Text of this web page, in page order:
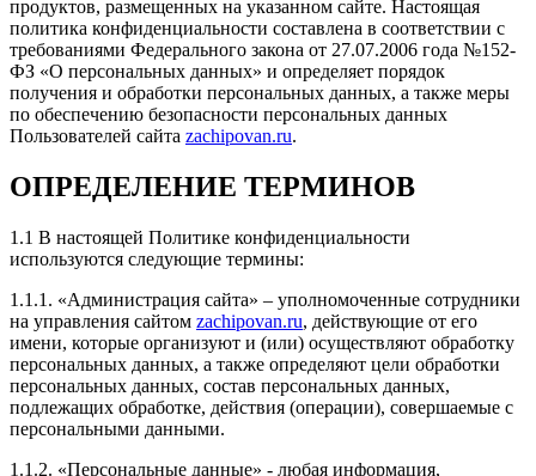
машину без Евро-2, думал родные каталики ещё
побегают, а нет, спустя две недели после чипа они
все такие решили что надо на выход)) По итогу
вырезал и так как почти все сервисы предлагают
свою прошивку Евро-2 после удаления, сначала
проконсультировался с Евгением, что не затрется ли
чип который мы сделали, на что услышал ответ, что
при этом ещё и без всяких доплат! Вот это я называю
задумались таки о чипе, то советую Евгения, как
отличного мастера и отзывчивого человека!!! Всем
ровных дорог!
Рейтинг отзыва:5
Заезжала сюда за чипом мазды 6 2.5 2023г из Китая.
продуктов, размещенных на указанном сайте. Настоящая
политика конфиденциальности составлена в соответствии с
требованиями Федерального закона от 27.07.2006 года №152-
ФЗ «О персональных данных» и определяет порядок
получения и обработки персональных данных, а также меры
по обеспечению безопасности персональных данных
Пользователей сайта zachipovan.ru.
ОПРЕДЕЛЕНИЕ ТЕРМИНОВ
1.1 В настоящей Политике конфиденциальности
используются следующие термины:
1.1.1. «Администрация сайта» – уполномоченные сотрудники
на управления сайтом zachipovan.ru, действующие от его
имени, которые организуют и (или) осуществляют обработку
персональных данных, а также определяют цели обработки
персональных данных, состав персональных данных,
подлежащих обработке, действия (операции), совершаемые с
персональными данными.
1.1.2. «Персональные данные» - любая информация,